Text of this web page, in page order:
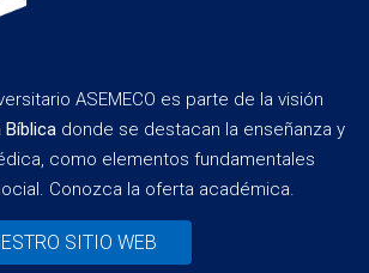
ASEMECO es parte de la visión
Bíblica donde se destacan la enseñanza y
como elementos fundamentales
Conozca la oferta académica.
SITIO WEB